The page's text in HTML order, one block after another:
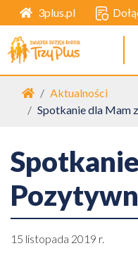
3plus.pl
Strona główna
Aktualności
Spotkanie dla Mam
15 listopada 2019 r.